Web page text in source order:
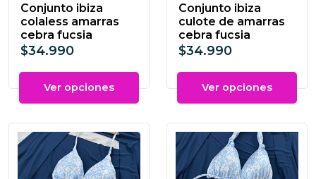
Conjunto ibiza
colaless amarras
cebra fucsia
$34.990
Ver opciones
Conjunto ibiza
culote de amarras
cebra fucsia
$34.990
Ver opciones